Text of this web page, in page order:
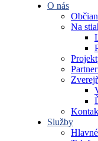
O nás
Na
Služby